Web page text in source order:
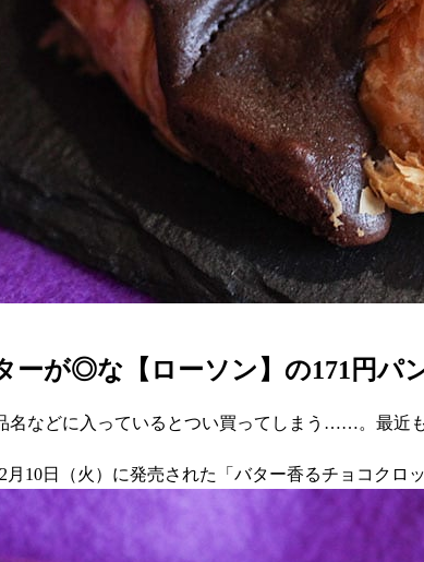
ーが◎な【ローソン】の171円パ
名などに入っているとつい買ってしまう……。最
10日（火）に発売された「バター香るチョコクロ